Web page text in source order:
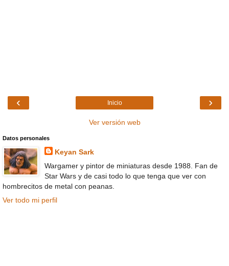
‹ ›
Inicio
Ver versión web
Datos personales
Keyan Sark
Wargamer y pintor de miniaturas desde 1988. Fan de
Star Wars y de casi todo lo que tenga que ver con
hombrecitos de metal con peanas.
Ver todo mi perfil